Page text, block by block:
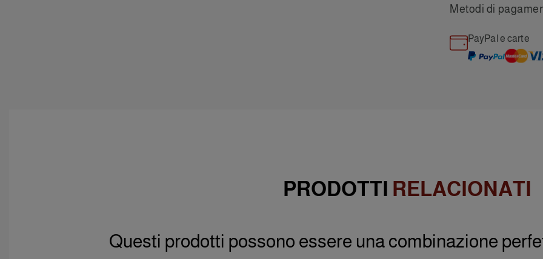
Metodi di
PayPal e carte
PRODOTTI RELACIONATI
Questi prodotti possono essere una combinazione